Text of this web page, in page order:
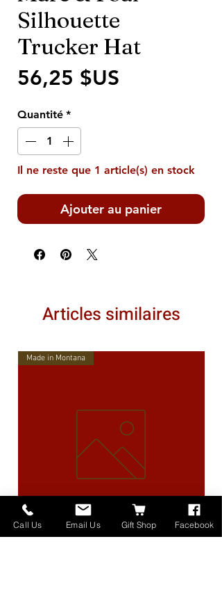
Silhouette
Trucker Hat
56,25 $US
Quantité *
Il ne reste que 1 article(s) en stock
Ajouter au panier
Articles similaires
Made in Montana
Call Us Email Us Gift Shop Facebook